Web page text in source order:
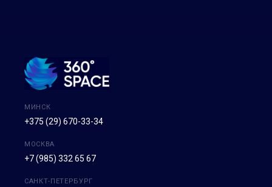
МИНСК
+375 (29) 670-33-34
МОСКВА
+7 (985) 332 65 67
САНКТ-ПЕТЕРБУРГ